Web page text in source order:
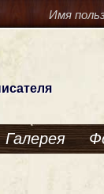
Имя
Галерея